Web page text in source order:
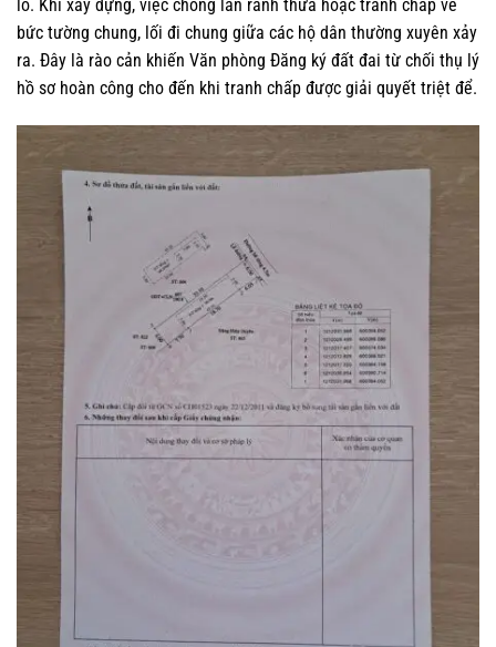
lô. Khi xây dựng, việc chồng lấn ranh thửa hoặc tranh chấp về
bức tường chung, lối đi chung giữa các hộ dân thường xuyên xảy
ra. Đây là rào cản khiến Văn phòng Đăng ký đất đai từ chối thụ lý
hồ sơ hoàn công cho đến khi tranh chấp được giải quyết triệt để.